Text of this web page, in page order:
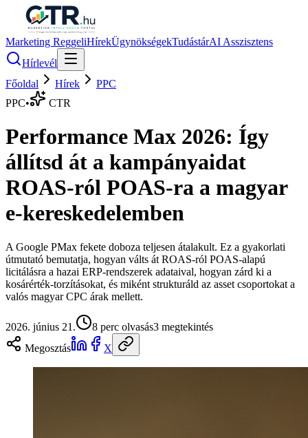
Marketing ReggeliHírekÜgynökségekTudástárAI Asszisztens
Hírlevél
Főoldal
Hírek
PPC
PPC• CTR
Performance Max 2026: Így
állítsd át a kampányaidat
ROAS-ról POAS-ra a magyar
e-kereskedelemben
A Google PMax fekete doboza teljesen átalakult. Ez a gyakorlati
útmutató bemutatja, hogyan válts át ROAS-ról POAS-alapú
licitálásra a hazai ERP-rendszerek adataival, hogyan zárd ki a
kosárérték-torzításokat, és miként strukturáld az asset csoportokat a
valós magyar CPC árak mellett.
2026. június 21. 8 perc olvasás3 megtekintés
Megosztás
X